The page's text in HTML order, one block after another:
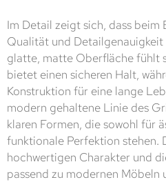
Im Detail zeigt sich, dass
Qualität und
glatte, matte Oberfläche fühlt
bietet einen sicheren Halt,
Konstruktion für eine lange
modern gehaltene Linie des
klaren Formen, die sowohl für
funktionale Perfektion stehen.
hochwertigen Charakter und
passend zu modernen Möbeln